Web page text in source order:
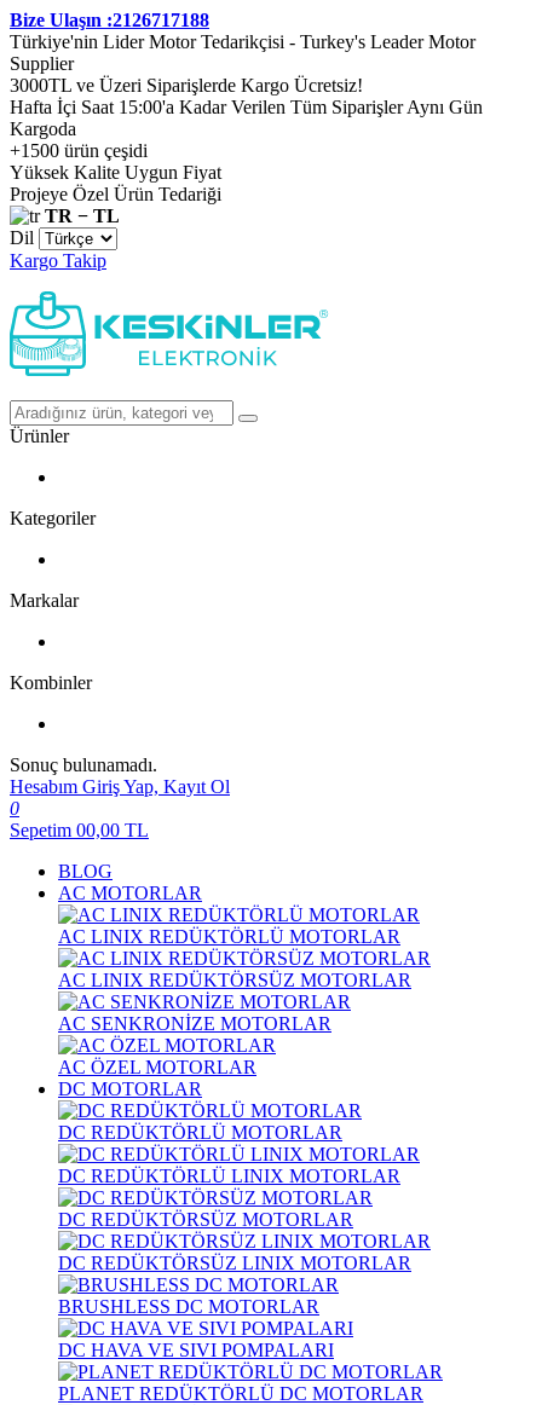
Bize Ulaşın :2126717188
Türkiye'nin Lider Motor Tedarikçisi - Turkey's Leader Motor
Supplier
3000TL ve Üzeri Siparişlerde Kargo Ücretsiz!
Hafta İçi Saat 15:00'a Kadar Verilen Tüm Siparişler Aynı Gün
Kargoda
+1500 ürün çeşidi
Yüksek Kalite Uygun Fiyat
Projeye Özel Ürün Tedariği
TR − TL
Dil
Kargo Takip
Ürünler
Kategoriler
Markalar
Kombinler
Sonuç bulunamadı.
Hesabım Giriş Yap, Kayıt Ol
0
Sepetim 00,00 TL
BLOG
AC MOTORLAR
AC LINIX REDÜKTÖRLÜ MOTORLAR
AC LINIX REDÜKTÖRSÜZ MOTORLAR
AC SENKRONİZE MOTORLAR
AC ÖZEL MOTORLAR
DC MOTORLAR
DC REDÜKTÖRLÜ MOTORLAR
DC REDÜKTÖRLÜ LINIX MOTORLAR
DC REDÜKTÖRSÜZ MOTORLAR
DC REDÜKTÖRSÜZ LINIX MOTORLAR
BRUSHLESS DC MOTORLAR
DC HAVA VE SIVI POMPALARI
PLANET REDÜKTÖRLÜ DC MOTORLAR